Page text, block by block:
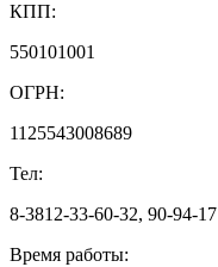
КПП:
550101001
ОГРН:
1125543008689
Тел:
8-3812-33-60-32, 90-94-17
Время работы: